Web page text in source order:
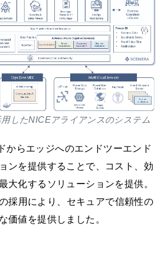
したNICEアライアンスのシステム
からエッジへのエンドツーエンド
ンを提供することで、コスト、効
大化するソリューションを提供。
採用により、セキュアで信頼性の
価値を提供しました。